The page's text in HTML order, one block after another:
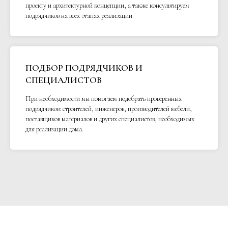
проекту и архитектурной концепции, а также консультируем
подрядчиков на всех этапах реализации
ПОДБОР ПОДРЯДЧИКОВ И
СПЕЦИАЛИСТОВ
При необходимости мы помогаем подобрать проверенных
подрядчиков: строителей, инженеров, производителей мебели,
поставщиков материалов и других специалистов, необходимых
для реализации дома.